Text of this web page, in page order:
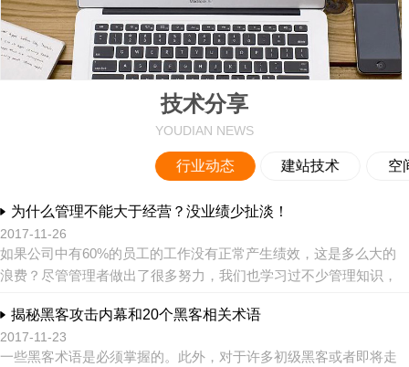
技术分享
YOUDIAN NEWS
行业动态 建站技术 空
为什么管理不能大于经营？没业绩少扯淡！
2017-11-26
如果公司中有60%的员工的工作没有正常产生绩效，这是多么大的
浪费？尽管管理者做出了很多努力，我们也学习过不少管理知识，
了哪里？ ...
揭秘黑客攻击内幕和20个黑客相关术语
2017-11-23
一些黑客术语是必须掌握的。此外，对于许多初级黑客或者即将走